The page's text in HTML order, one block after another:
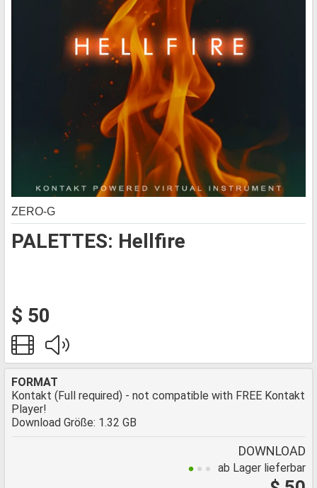
PALETTES: Hellfire
ZERO-G
$ 50
FORMAT
Kontakt (Full required) - not compatible with FREE Kontakt
Player!
Download Größe: 1.32 GB
DOWNLOAD
ab Lager lieferbar